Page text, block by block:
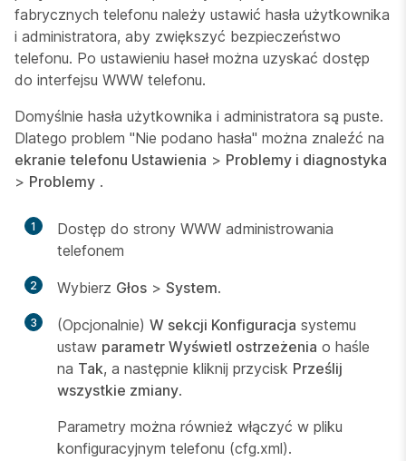
fabrycznych telefonu należy ustawić hasła użytkownika
i administratora, aby zwiększyć bezpieczeństwo
telefonu. Po ustawieniu haseł można uzyskać dostęp
do interfejsu WWW telefonu.
Domyślnie hasła użytkownika i administratora są puste.
Dlatego problem "Nie podano hasła" można znaleźć na
ekranie telefonu Ustawienia > Problemy i diagnostyka
> Problemy .
1
Dostęp do strony WWW administrowania
telefonem
2 Wybierz Głos > System.
3 (Opcjonalnie) W sekcji Konfiguracja systemu
ustaw parametr Wyświetl ostrzeżenia o haśle
na Tak, a następnie kliknij przycisk Prześlij
wszystkie zmiany.
Parametry można również włączyć w pliku
konfiguracyjnym telefonu (cfg.xml).